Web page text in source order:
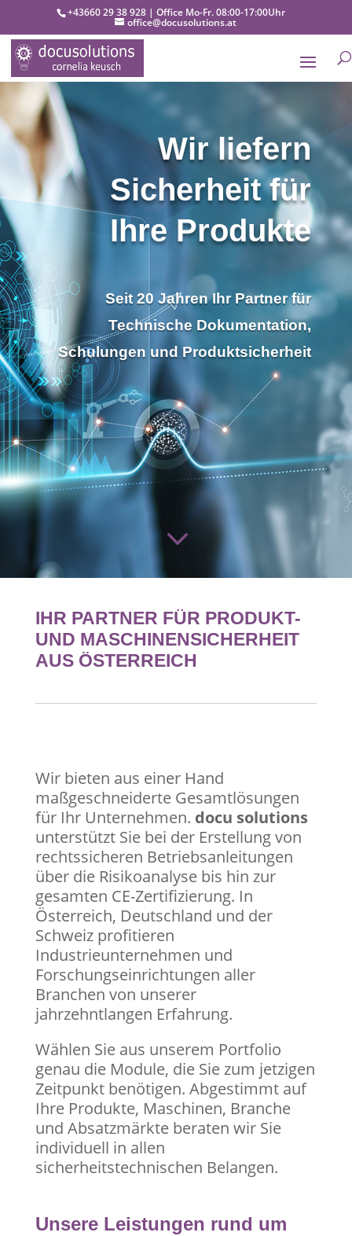
+43660 29 38 928 | Office Mo-Fr. 08:00-17:00Uhr
office@docusolutions.at
Wir liefern
Sicherheit für
Ihre Produkte
Seit 20 Jahren Ihr Partner für
Technische Dokumentation,
Schulungen und Produktsicherheit
3
IHR PARTNER FÜR PRODUKT-
UND MASCHINENSICHERHEIT
AUS ÖSTERREICH
Wir bieten aus einer Hand
maßgeschneiderte Gesamtlösungen
für Ihr Unternehmen. docu solutions
unterstützt Sie bei der Erstellung von
rechtssicheren Betriebsanleitungen
über die Risikoanalyse bis hin zur
gesamten CE-Zertifizierung. In
Österreich, Deutschland und der
Schweiz profitieren
Industrieunternehmen und
Forschungseinrichtungen aller
Branchen von unserer
jahrzehntlangen Erfahrung.
Wählen Sie aus unserem Portfolio
genau die Module, die Sie zum jetzigen
Zeitpunkt benötigen. Abgestimmt auf
Ihre Produkte, Maschinen, Branche
und Absatzmärkte beraten wir Sie
individuell in allen
sicherheitstechnischen Belangen.
Unsere Leistungen rund um